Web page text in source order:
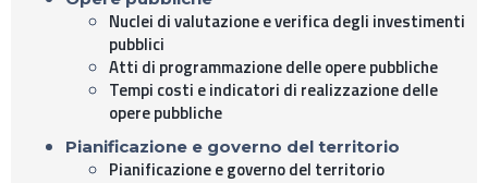
Nuclei di valutazione e verifica degli investimenti
pubblici
Atti di programmazione delle opere pubbliche
Tempi costi e indicatori di realizzazione delle
opere pubbliche
Pianificazione e governo del territorio
Pianificazione e governo del territorio